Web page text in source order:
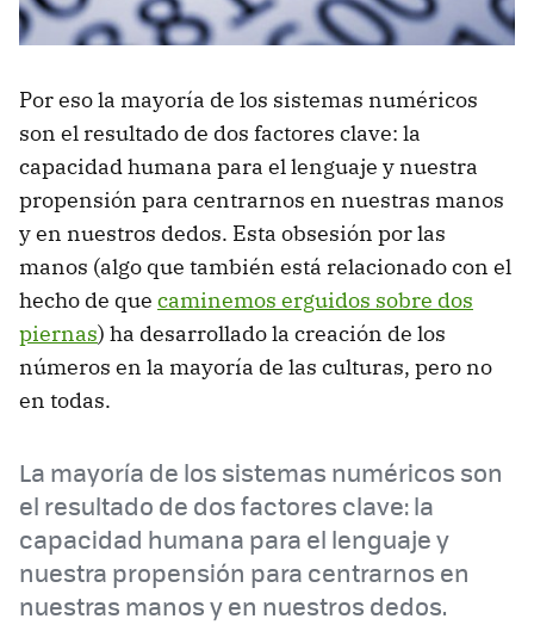
Por eso la mayoría de los sistemas numéricos
son el resultado de dos factores clave: la
capacidad humana para el lenguaje y nuestra
propensión para centrarnos en nuestras manos
y en nuestros dedos. Esta obsesión por las
manos (algo que también está relacionado con el
hecho de que caminemos erguidos sobre dos
piernas) ha desarrollado la creación de los
números en la mayoría de las culturas, pero no
en todas.
La mayoría de los sistemas numéricos son
el resultado de dos factores clave: la
capacidad humana para el lenguaje y
nuestra propensión para centrarnos en
nuestras manos y en nuestros dedos.